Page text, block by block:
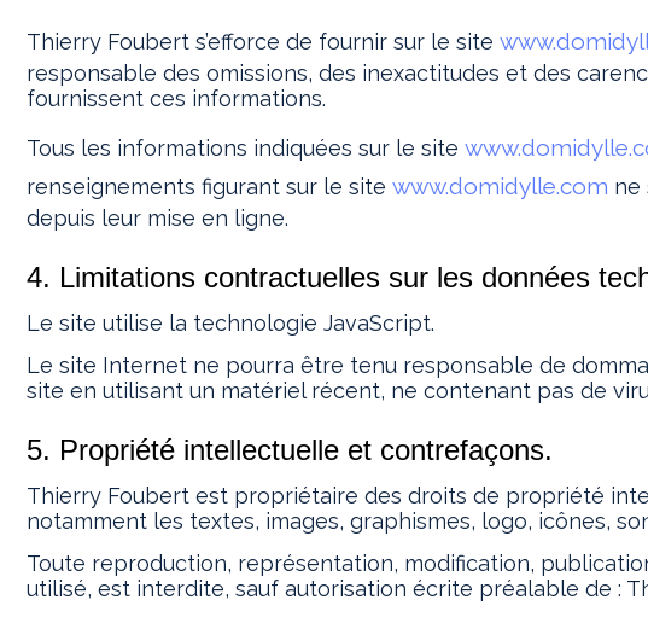
Thierry Foubert s’efforce de fournir sur le site
responsable des omissions, des inexactitudes et des
fournissent ces informations.
Tous les informations indiquées sur le site
renseignements figurant sur le site www.domidylle.com ne
depuis leur mise en ligne.
4. Limitations contractuelles sur les données
Le site utilise la technologie JavaScript.
Le site Internet ne pourra être tenu responsable de
site en utilisant un matériel récent, ne contenant pas de
5. Propriété intellectuelle et contrefaçons.
Thierry Foubert est propriétaire des droits de propriété
notamment les textes, images, graphismes, logo, icônes,
Toute reproduction, représentation, modification,
utilisé, est interdite, sauf autorisation écrite préalable de :